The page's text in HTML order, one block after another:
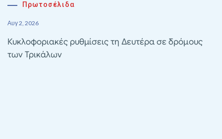
Πρωτοσέλιδα
Αυγ 2, 2026
Κυκλοφοριακές ρυθμίσεις τη Δευτέρα σε δρόμους
των Τρικάλων